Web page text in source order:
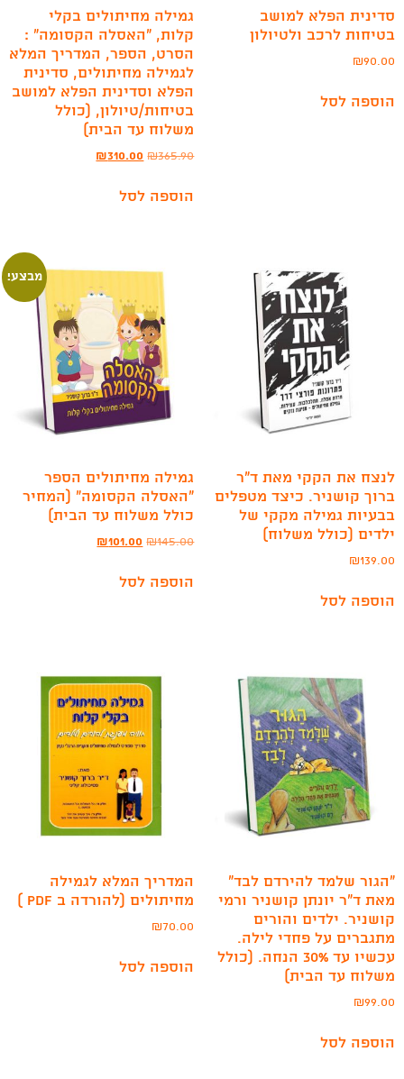
סדינית הפלא למושב
בטיחות לרכב ולטיולון
₪90.00
הוספה לסל
גמילה מחיתולים בקלי
קלות, “האסלה הקסומה” :
הסרט, הספר, המדריך המלא
לגמילה מחיתולים, סדינית
הפלא וסדינית הפלא למושב
בטיחות/טיולון, (כולל
משלוח עד הבית)
₪365.90
₪310.00
הוספה לסל
לנצח את הקקי מאת ד”ר
ברוך קושניר. כיצד מטפלים
בבעיות גמילה מקקי של
ילדים (כולל משלוח)
₪139.00
הוספה לסל
מבצע!
גמילה מחיתולים הספר
“האסלה הקסומה” (המחיר
כולל משלוח עד הבית)
₪145.00
₪101.00
הוספה לסל
״הגור שלמד להירדם לבד״
מאת ד”ר יונתן קושניר ורמי
קושניר. ילדים והורים
מתגברים על פחדי לילה.
עכשיו עד 30% הנחה. (כולל
משלוח עד הבית)
₪99.00
הוספה לסל
המדריך המלא לגמילה
מחיתולים (להורדה ב PDF )
₪70.00
הוספה לסל